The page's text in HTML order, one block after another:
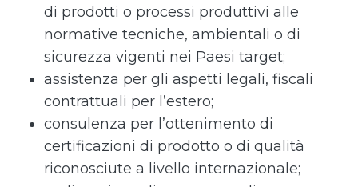
di prodotti o processi produttivi alle
normative tecniche, ambientali o di
sicurezza vigenti nei Paesi target;
assistenza per gli aspetti legali, fiscali
contrattuali per l’estero;
consulenza per l’ottenimento di
certificazioni di prodotto o di qualità
riconosciute a livello internazionale;